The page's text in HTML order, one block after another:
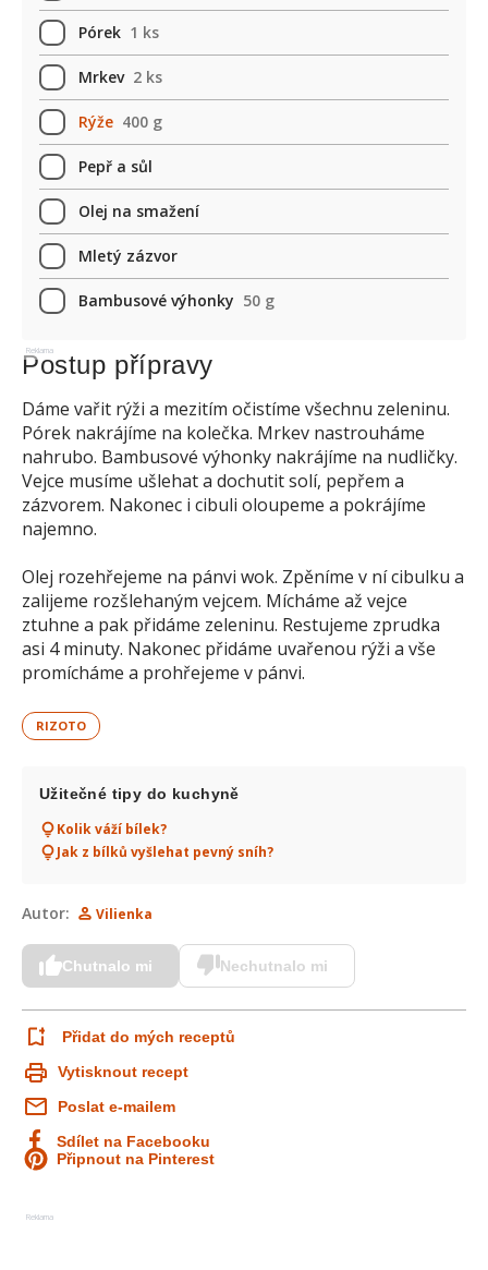
Pórek 1 ks
Mrkev 2 ks
Rýže 400 g
Pepř a sůl
Olej na smažení
Mletý zázvor
Bambusové výhonky 50 g
Reklama
Postup přípravy
Dáme vařit rýži a mezitím očistíme všechnu zeleninu.
Pórek nakrájíme na kolečka. Mrkev nastrouháme
nahrubo. Bambusové výhonky nakrájíme na nudličky.
Vejce musíme ušlehat a dochutit solí, pepřem a
zázvorem. Nakonec i cibuli oloupeme a pokrájíme
najemno.
Olej rozehřejeme na pánvi wok. Zpěníme v ní cibulku a
zalijeme rozšlehaným vejcem. Mícháme až vejce
ztuhne a pak přidáme zeleninu. Restujeme zprudka
asi 4 minuty. Nakonec přidáme uvařenou rýži a vše
promícháme a prohřejeme v pánvi.
RIZOTO
Užitečné tipy do kuchyně
Kolik váží bílek?
Jak z bílků vyšlehat pevný sníh?
Autor: Vilienka
Chutnalo mi Nechutnalo mi
Přidat do mých receptů
Vytisknout recept
Poslat e-mailem
Sdílet na Facebooku
Připnout na Pinterest
Reklama